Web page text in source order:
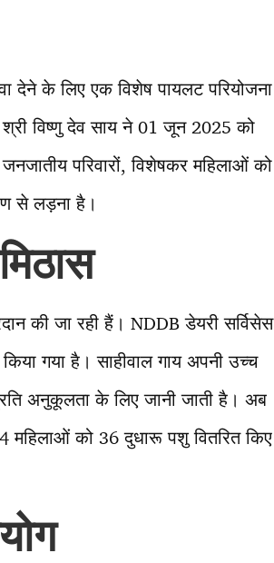
देने के लिए एक विशेष पायलट परियोजना
विष्णु देव साय ने 01 जून 2025 को
परिवारों, विशेषकर महिलाओं को
से लड़ना है।
की जा रही हैं। NDDB डेयरी सर्विसेस
गया है। साहीवाल गाय अपनी उच्च
अनुकूलता के लिए जानी जाती है। अब
को 36 दुधारू पशु वितरित किए